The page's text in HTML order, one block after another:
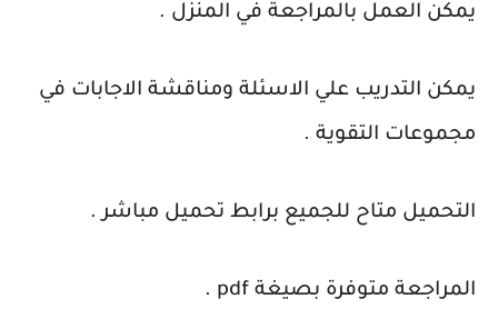
يمكن العمل بالمراجعة في المنزل .
يمكن التدريب علي الاسئلة ومناقشة الاجابات في
مجموعات التقوية .
التحميل متاح للجميع برابط تحميل مباشر .
المراجعة متوفرة بصيغة pdf .